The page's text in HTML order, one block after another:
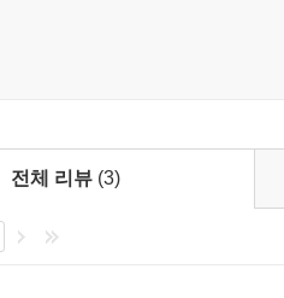
전체 리뷰 (3)